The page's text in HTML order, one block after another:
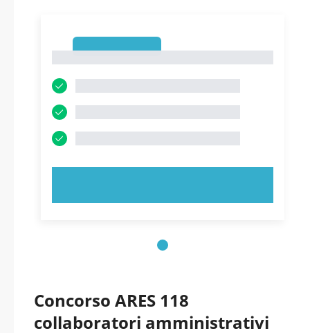
Concorso ARES 118
collaboratori amministrativi